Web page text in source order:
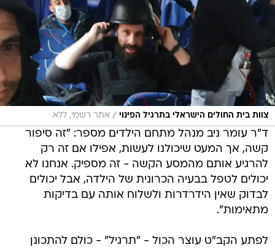
צוות בית החולים הישראלי בתרגיל הפינוי / אתר רשמי, ללא
ד"ר עומר ניב מנהל מתחם הילדים מספר: "זה סיפור
קשה, אך המעט שיכולנו לעשות, אפילו אם זה רק
להרגיע אותם מהמסע הקשה - זה מספיק. אנחנו לא
יכולים לטפל בבעיה הכרונית של הילדה, אבל יכולים
לבדוק שאין הידרדרות ולשלוח אותה עם בדיקות
מתאימות".
לפתע הקב"ט עוצר הכול - "תרגיל" - כולם להתכונן